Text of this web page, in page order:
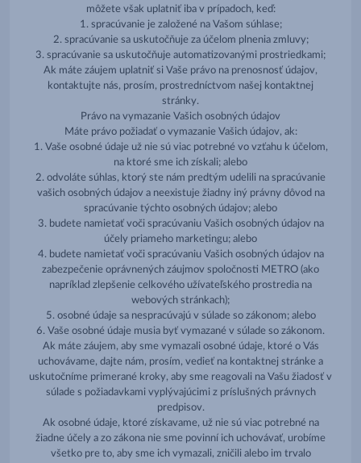
môžete však uplatniť iba v prípadoch, keď:
1. spracúvanie je založené na Vašom súhlase;
2. spracúvanie sa uskutočňuje za účelom plnenia zmluvy;
3. spracúvanie sa uskutočňuje automatizovanými prostriedkami;
Ak máte záujem uplatniť si Vaše právo na prenosnosť údajov,
kontaktujte nás, prosím, prostredníctvom našej kontaktnej
stránky.
Právo na vymazanie Vašich osobných údajov
Máte právo požiadať o vymazanie Vašich údajov, ak:
1. Vaše osobné údaje už nie sú viac potrebné vo vzťahu k účelom,
na ktoré sme ich získali; alebo
2. odvoláte súhlas, ktorý ste nám predtým udelili na spracúvanie
vašich osobných údajov a neexistuje žiadny iný právny dôvod na
spracúvanie týchto osobných údajov; alebo
3. budete namietať voči spracúvaniu Vašich osobných údajov na
účely priameho marketingu; alebo
4. budete namietať voči spracúvaniu Vašich osobných údajov na
zabezpečenie oprávnených záujmov spoločnosti METRO (ako
napríklad zlepšenie celkového užívateľského prostredia na
webových stránkach);
5. osobné údaje sa nespracúvajú v súlade so zákonom; alebo
6. Vaše osobné údaje musia byť vymazané v súlade so zákonom.
Ak máte záujem, aby sme vymazali osobné údaje, ktoré o Vás
uchovávame, dajte nám, prosím, vedieť na kontaktnej stránke a
uskutočníme primerané kroky, aby sme reagovali na Vašu žiadosť v
súlade s požiadavkami vyplývajúcimi z príslušných právnych
predpisov.
Ak osobné údaje, ktoré získavame, už nie sú viac potrebné na
žiadne účely a zo zákona nie sme povinní ich uchovávať, urobíme
všetko pre to, aby sme ich vymazali, zničili alebo im trvalo